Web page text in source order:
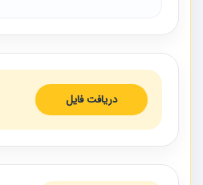
دریافت فایل